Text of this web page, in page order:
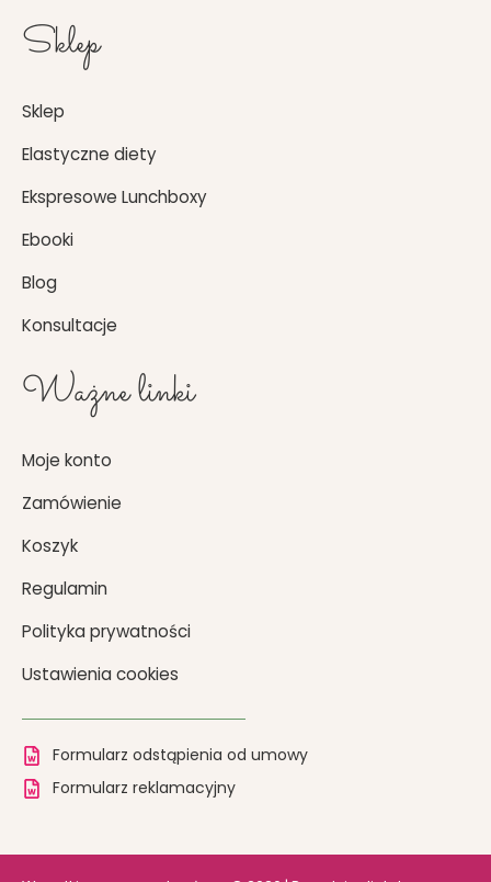
Sklep
Sklep
Elastyczne diety
Ekspresowe Lunchboxy
Ebooki
Blog
Konsultacje
Ważne linki
Moje konto
Zamówienie
Koszyk
Regulamin
Polityka prywatności
Ustawienia cookies
Formularz odstąpienia od umowy
Formularz reklamacyjny